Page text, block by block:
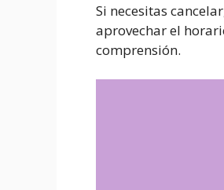
Si necesitas
aprovechar el
comprensión.